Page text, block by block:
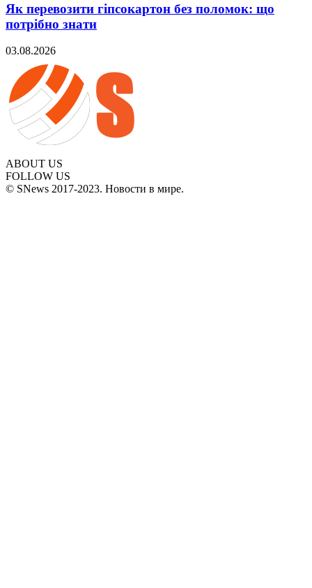
Як перевозити гіпсокартон без поломок: що
потрібно знати
03.08.2026
ABOUT US
FOLLOW US
© SNews 2017-2023. Новости в мире.